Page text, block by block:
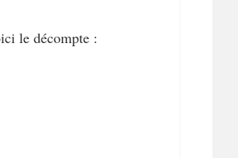
le décompte :